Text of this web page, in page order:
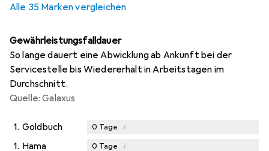
Alle 35 Marken vergleichen
Gewährleistungsfalldauer
So lange dauert eine Abwicklung ab Ankunft bei der
Servicestelle bis Wiedererhalt in Arbeitstagen im
Durchschnitt.
Quelle: Galaxus
1. Goldbuch 0 Tage i
1. Hama 0 Tage i